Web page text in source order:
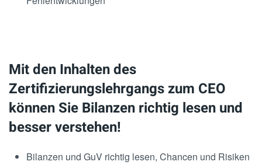
Mit den Inhalten des
Zertifizierungslehrgangs zum CEO
können Sie Bilanzen richtig lesen und
besser verstehen!
Bilanzen und GuV richtig lesen, Chancen und Risiken